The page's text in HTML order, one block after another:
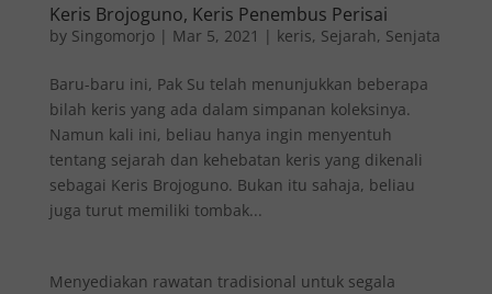
Keris Brojoguno, Keris Penembus Perisai
by Singomorjo| Mar 5, 2021 | keris, Sejarah, Senjata
Baru-baru ini, Pak Su telah menunjukkan beberapa
bilah keris yang ada dalam simpanan koleksinya.
Namun kali ini, beliau hanya ingin menyentuh
tentang sejarah dan kehebatan keris yang dikenali
sebagai Keris Brojoguno. Bukan itu sahaja, beliau
juga turut memiliki tombak...
Menyediakan rawatan tradisional untuk segala